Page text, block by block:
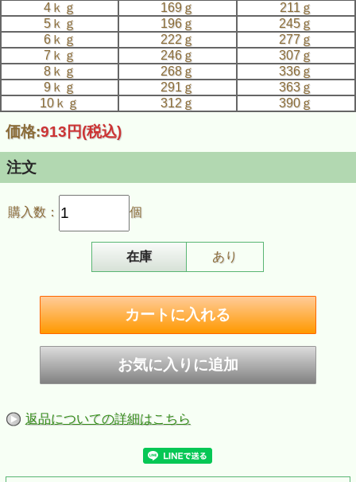
4ｋｇ
169ｇ
211ｇ
5ｋｇ
196ｇ
245ｇ
6ｋｇ
222ｇ
277ｇ
7ｋｇ
246ｇ
307ｇ
8ｋｇ
268ｇ
336ｇ
9ｋｇ
291ｇ
363ｇ
10ｋｇ
312ｇ 390ｇ
価格:913円(税込)
注文
購入数： 個
在庫 あり
返品についての詳細はこちら